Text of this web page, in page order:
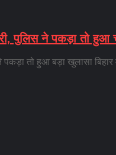
पुलिस ने पकड़ा तो हुआ
तो हुआ बड़ा खुलासा